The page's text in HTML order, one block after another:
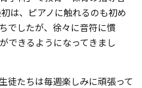
は、ピアノに触れるのも初め
でしたが、徐々に音符に慣
できるようになってきまし
徒たちは毎週楽しみに頑張って